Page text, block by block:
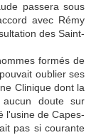
passera sous
avec Rémy
des Saint-
formés de
oublier ses
Clinique dont la
aucun doute sur
l'usine de Capes-
pas si courante